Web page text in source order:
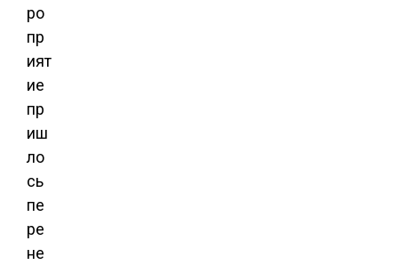
ро
пр
ият
ие
пр
иш
ло
сь
пе
ре
не